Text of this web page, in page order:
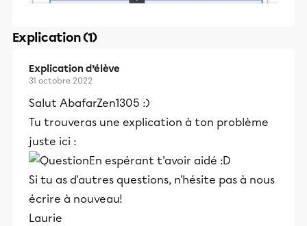
Explication (1)
Explication d’élève
31 octobre 2022
Salut AbafarZen1305 :)
Tu trouveras une explication à ton problème
juste ici :
En espérant t'avoir aidé :D
Si tu as d'autres questions, n'hésite pas à nous
écrire à nouveau!
Laurie